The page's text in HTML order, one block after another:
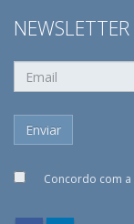
NEWSLETTER
Concordo com a